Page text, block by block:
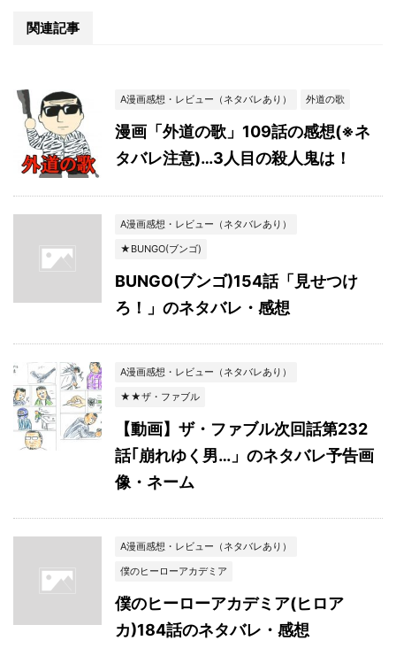
関連記事
A漫画感想・レビュー（ネタバレあり） 外道の歌
漫画「外道の歌」109話の感想(※ネ
タバレ注意)…3人目の殺人鬼は！
A漫画感想・レビュー（ネタバレあり）
★BUNGO(ブンゴ)
BUNGO(ブンゴ)154話「見せつけ
ろ！」のネタバレ・感想
A漫画感想・レビュー（ネタバレあり）
★★ザ・ファブル
【動画】ザ・ファブル次回話第232
話｢崩れゆく男…」のネタバレ予告画
像・ネーム
A漫画感想・レビュー（ネタバレあり）
僕のヒーローアカデミア
僕のヒーローアカデミア(ヒロア
カ)184話のネタバレ・感想